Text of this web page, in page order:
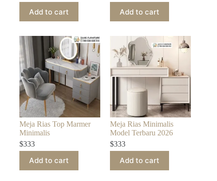
Add to cart Add to cart
Meja Rias Top Marmer
Minimalis
$333
Add to cart
Meja Rias Minimalis
Model Terbaru 2026
$333
Add to cart